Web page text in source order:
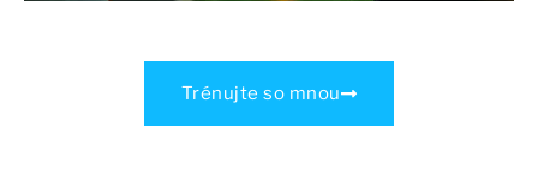
Trénujte so mnou